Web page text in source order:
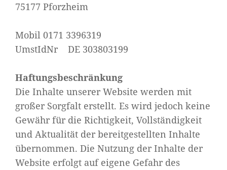
75177 Pforzheim
Mobil 0171 3396319
UmstIdNr DE 303803199
Haftungsbeschränkung
Die Inhalte unserer Website werden mit
großer Sorgfalt erstellt. Es wird jedoch keine
Gewähr für die Richtigkeit, Vollständigkeit
und Aktualität der bereitgestellten Inhalte
übernommen. Die Nutzung der Inhalte der
Website erfolgt auf eigene Gefahr des